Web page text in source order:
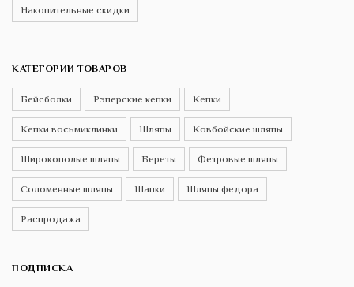
Накопительные скидки
КАТЕГОРИИ ТОВАРОВ
Бейсболки Рэперские кепки Кепки
Кепки восьмиклинки Шляпы Ковбойские шляпы
Широкополые шляпы Береты Фетровые шляпы
Соломенные шляпы Шапки Шляпы федора
Распродажа
ПОДПИСКА